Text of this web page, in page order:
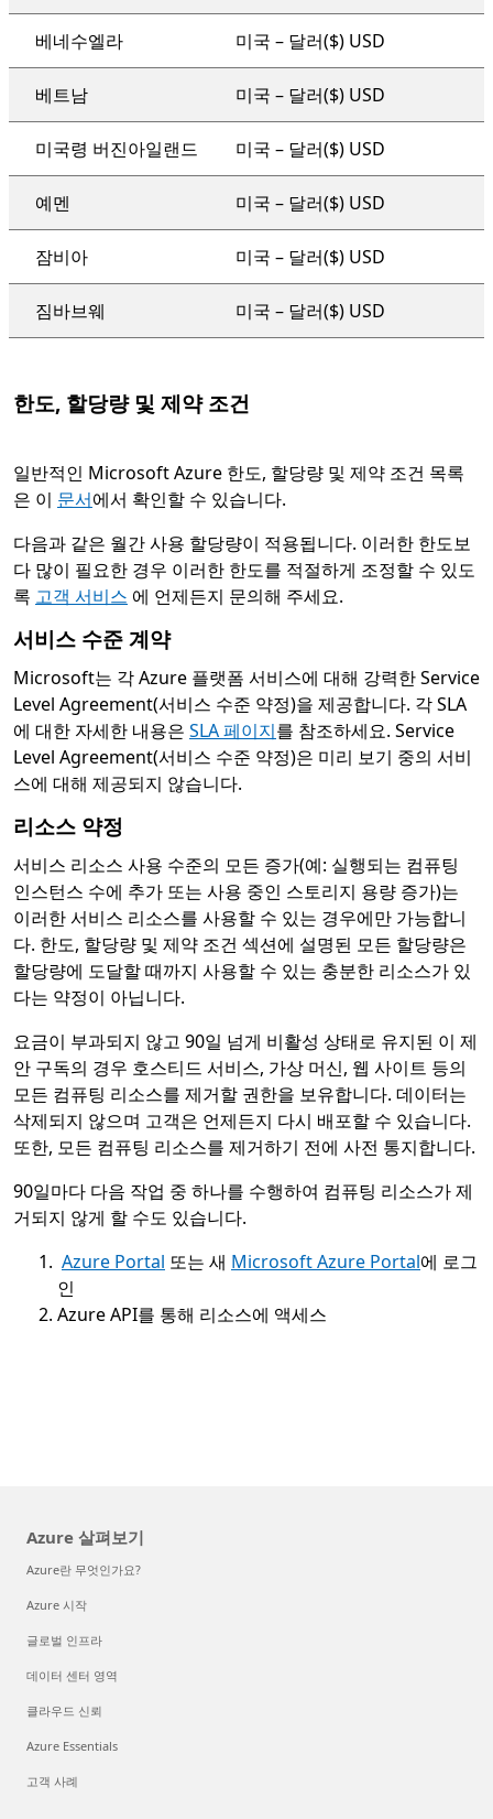
베네수엘라 미국 – 달러($) USD
베트남 미국 – 달러($) USD
미국령 버진아일랜드 미국 – 달러($) USD
예멘 미국 – 달러($) USD
잠비아 미국 – 달러($) USD
짐바브웨 미국 – 달러($) USD
한도, 할당량 및 제약 조건
일반적인 Microsoft Azure 한도, 할당량 및 제약 조건 목록
은 이 문서에서 확인할 수 있습니다.
다음과 같은 월간 사용 할당량이 적용됩니다. 이러한 한도보
다 많이 필요한 경우 이러한 한도를 적절하게 조정할 수 있도
록 고객 서비스 에 언제든지 문의해 주세요.
서비스 수준 계약
Microsoft는 각 Azure 플랫폼 서비스에 대해 강력한 Service
Level Agreement(서비스 수준 약정)을 제공합니다. 각 SLA
에 대한 자세한 내용은 SLA 페이지를 참조하세요. Service
Level Agreement(서비스 수준 약정)은 미리 보기 중의 서비
스에 대해 제공되지 않습니다.
리소스 약정
서비스 리소스 사용 수준의 모든 증가(예: 실행되는 컴퓨팅
인스턴스 수에 추가 또는 사용 중인 스토리지 용량 증가)는
이러한 서비스 리소스를 사용할 수 있는 경우에만 가능합니
다. 한도, 할당량 및 제약 조건 섹션에 설명된 모든 할당량은
할당량에 도달할 때까지 사용할 수 있는 충분한 리소스가 있
다는 약정이 아닙니다.
요금이 부과되지 않고 90일 넘게 비활성 상태로 유지된 이 제
안 구독의 경우 호스티드 서비스, 가상 머신, 웹 사이트 등의
모든 컴퓨팅 리소스를 제거할 권한을 보유합니다. 데이터는
삭제되지 않으며 고객은 언제든지 다시 배포할 수 있습니다.
또한, 모든 컴퓨팅 리소스를 제거하기 전에 사전 통지합니다.
90일마다 다음 작업 중 하나를 수행하여 컴퓨팅 리소스가 제
거되지 않게 할 수도 있습니다.
Azure Portal 또는 새 Microsoft Azure Portal에 로그
인
Azure API를 통해 리소스에 액세스
Azure 살펴보기
Azure란 무엇인가요?
Azure 시작
글로벌 인프라
데이터 센터 영역
클라우드 신뢰
Azure Essentials
고객 사례